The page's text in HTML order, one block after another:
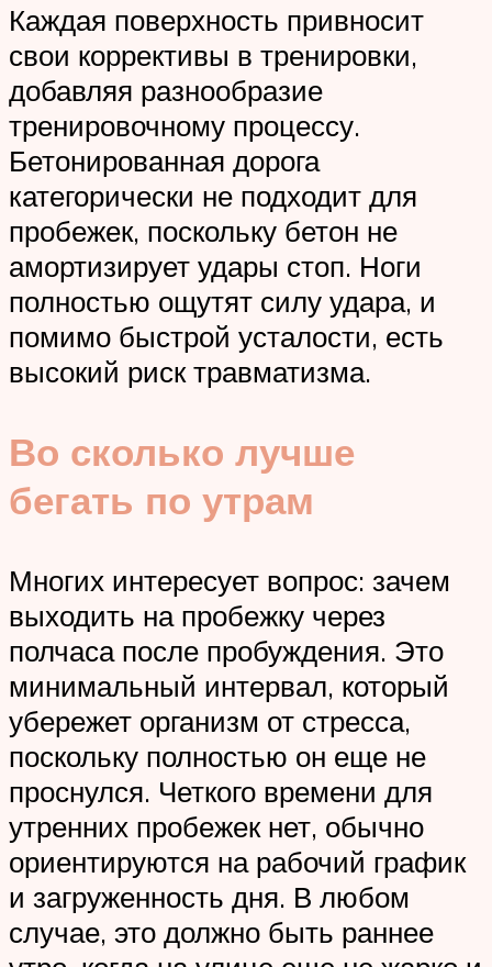
Каждая поверхность привносит
свои коррективы в тренировки,
добавляя разнообразие
тренировочному процессу.
Бетонированная дорога
категорически не подходит для
пробежек, поскольку бетон не
амортизирует удары стоп. Ноги
полностью ощутят силу удара, и
помимо быстрой усталости, есть
высокий риск травматизма.
Во сколько лучше
бегать по утрам
Многих интересует вопрос: зачем
выходить на пробежку через
полчаса после пробуждения. Это
минимальный интервал, который
убережет организм от стресса,
поскольку полностью он еще не
проснулся. Четкого времени для
утренних пробежек нет, обычно
ориентируются на рабочий график
и загруженность дня. В любом
случае, это должно быть раннее